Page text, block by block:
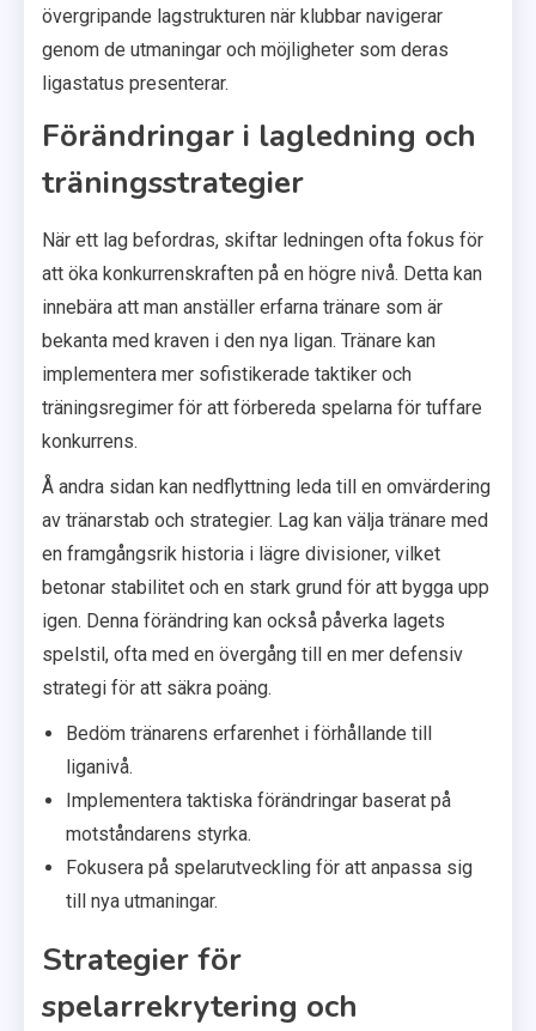
övergripande lagstrukturen när klubbar navigerar
genom de utmaningar och möjligheter som deras
ligastatus presenterar.
Förändringar i lagledning och
träningsstrategier
När ett lag befordras, skiftar ledningen ofta fokus för
att öka konkurrenskraften på en högre nivå. Detta kan
innebära att man anställer erfarna tränare som är
bekanta med kraven i den nya ligan. Tränare kan
implementera mer sofistikerade taktiker och
träningsregimer för att förbereda spelarna för tuffare
konkurrens.
Å andra sidan kan nedflyttning leda till en omvärdering
av tränarstab och strategier. Lag kan välja tränare med
en framgångsrik historia i lägre divisioner, vilket
betonar stabilitet och en stark grund för att bygga upp
igen. Denna förändring kan också påverka lagets
spelstil, ofta med en övergång till en mer defensiv
strategi för att säkra poäng.
Bedöm tränarens erfarenhet i förhållande till
liganivå.
Implementera taktiska förändringar baserat på
motståndarens styrka.
Fokusera på spelarutveckling för att anpassa sig
till nya utmaningar.
Strategier för
spelarrekrytering och